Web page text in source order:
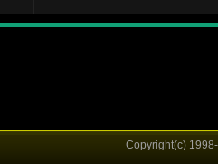
Copyright(c)